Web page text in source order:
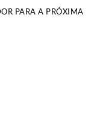
PARA A PRÓXIMA